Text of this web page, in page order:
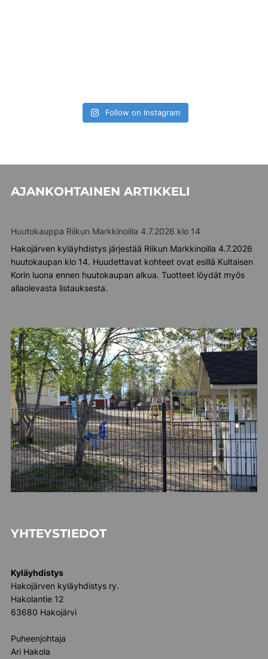
Follow on Instagram
AJANKOHTAINEN ARTIKKELI
Huutokauppa Riikun Markkinoilla 4.7.2026 klo 14
Hakojärven kyläyhdistys järjestää Riikun Markkinoilla 4.7.2026
huutokaupan klo 14. Huudettavat kohteet ovat esillä Kultaisen
Korin luona ennen huutokaupan alkua. Tuotteet löydät myös
allaolevasta listauksesta.
YHTEYSTIEDOT
Kyläyhdistys
Hakojärven kyläyhdistys ry.
Hakolantie 12
63680 Hakojärvi
Puheenjohtaja
Ari Hakola